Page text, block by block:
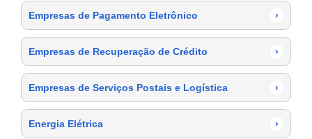
Empresas de Pagamento Eletrônico
›
Empresas de Recuperação de Crédito ›
Empresas de Serviços Postais e Logística ›
Energia Elétrica ›